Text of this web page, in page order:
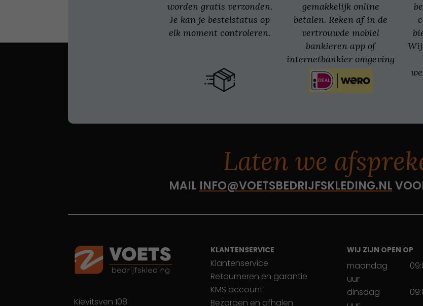
worden gratis verzonden.
Je kan je bestelstatus op
elk moment controleren.
gemakkelijk online
betalen. Reken af in de
vertrouwde mobiel
bankieren app of
internetbankier omgeving
van jouw bank.
Wij
Laten we
MAIL INFO@VOETSBEDRIJFSKLEDING.NL
Kievitsven 108
KLANTENSERVICE
Klantenservice
Retourneren en garantie
KMS account
Bezorgen en afhalen
WIJ ZIJN OPEN OP
maandag
uur
dinsdag